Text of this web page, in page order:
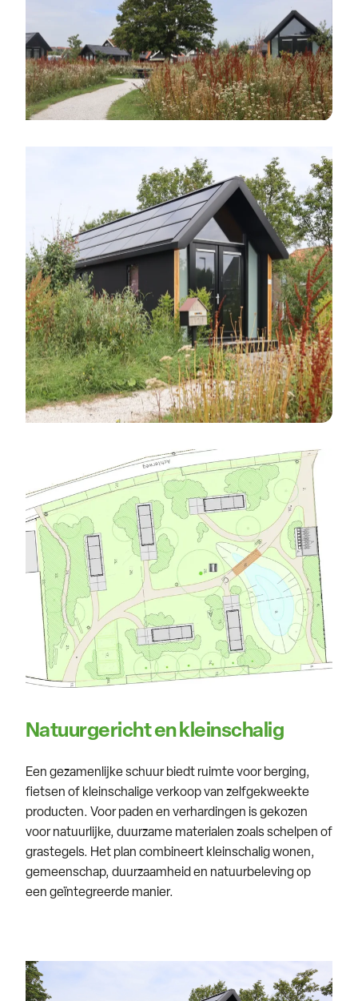
Natuurgericht en kleinschalig
Een gezamenlijke schuur biedt ruimte voor berging,
fietsen of kleinschalige verkoop van zelfgekweekte
producten. Voor paden en verhardingen is gekozen
voor natuurlijke, duurzame materialen zoals schelpen of
grastegels. Het plan combineert kleinschalig wonen,
gemeenschap, duurzaamheid en natuurbeleving op
een geïntegreerde manier.